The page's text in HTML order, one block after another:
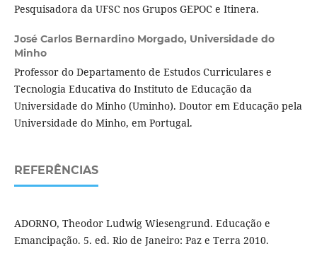
Pesquisadora da UFSC nos Grupos GEPOC e Itinera.
José Carlos Bernardino Morgado, Universidade do
Minho
Professor do Departamento de Estudos Curriculares e
Tecnologia Educativa do Instituto de Educação da
Universidade do Minho (Uminho). Doutor em Educação pela
Universidade do Minho, em Portugal.
REFERÊNCIAS
ADORNO, Theodor Ludwig Wiesengrund. Educação e
Emancipação. 5. ed. Rio de Janeiro: Paz e Terra 2010.